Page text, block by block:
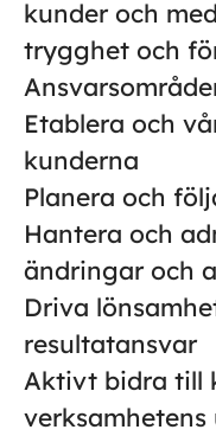
kunder och
trygghet och
Etablera och
kunderna
Planera och
Hantera och
ändringar och
Driva
resultatansvar
Aktivt bidra till